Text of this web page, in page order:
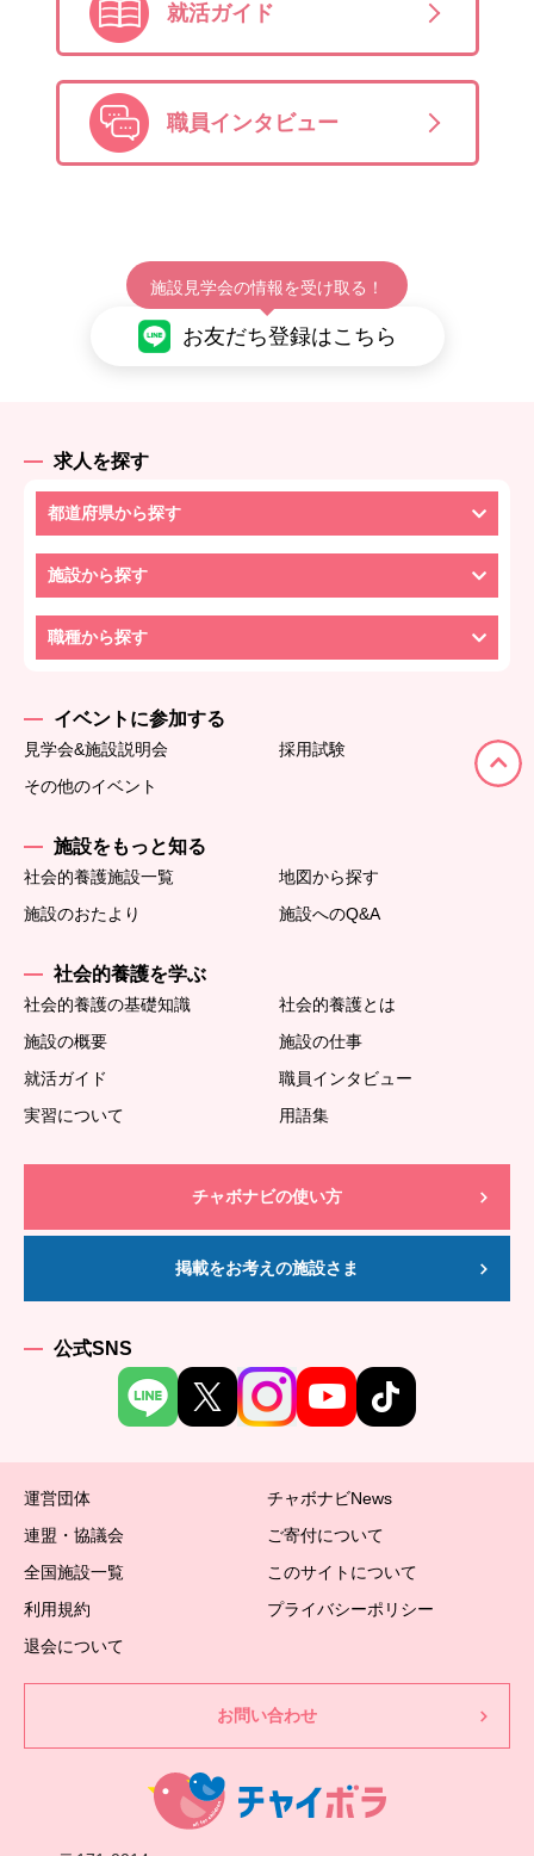
就活ガイド
職員インタビュー
施設見学会の情報を受け取る！
お友だち登録はこちら
求人を探す
都道府県から探す
施設から探す
職種から探す
イベントに参加する
見学会&施設説明会
採用試験
その他のイベント
施設をもっと知る
社会的養護施設一覧
地図から探す
施設のおたより
施設へのQ&A
社会的養護を学ぶ
社会的養護の基礎知識
社会的養護とは
施設の概要
施設の仕事
就活ガイド
職員インタビュー
実習について
用語集
チャボナビの使い方
掲載をお考えの施設さま
公式SNS
運営団体
チャボナビNews
連盟・協議会
ご寄付について
全国施設一覧
このサイトについて
利用規約
プライバシーポリシー
退会について
お問い合わせ